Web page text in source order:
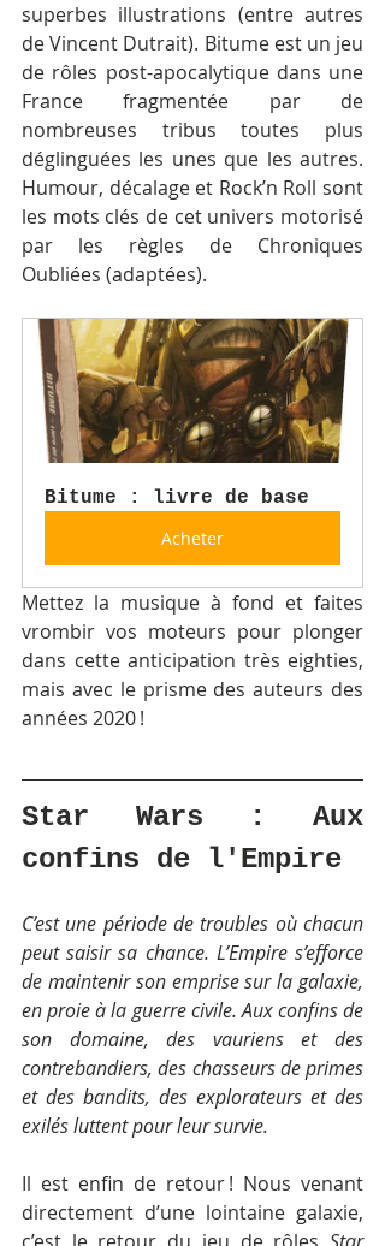
superbes illustrations (entre autres
de Vincent Dutrait). Bitume est un jeu
de rôles post-apocalytique dans une
France fragmentée par de
nombreuses tribus toutes plus
déglinguées les unes que les autres.
Humour, décalage et Rock’n Roll sont
les mots clés de cet univers motorisé
par les règles de Chroniques
Oubliées (adaptées).
Bitume : livre de base
Acheter
Mettez la musique à fond et faites
vrombir vos moteurs pour plonger
dans cette anticipation très eighties,
mais avec le prisme des auteurs des
années 2020 !
Star Wars : Aux
confins de l'Empire
C’est une période de troubles où chacun
peut saisir sa chance. L’Empire s’efforce
de maintenir son emprise sur la galaxie,
en proie à la guerre civile. Aux confins de
son domaine, des vauriens et des
contrebandiers, des chasseurs de primes
et des bandits, des explorateurs et des
exilés luttent pour leur survie.
Il est enfin de retour ! Nous venant
directement d’une lointaine galaxie,